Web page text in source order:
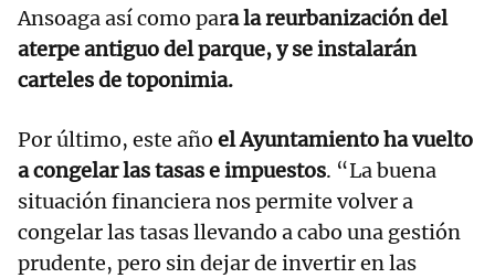
Ansoaga así como para la reurbanización del
aterpe antiguo del parque, y se instalarán
carteles de toponimia.
Por último, este año el Ayuntamiento ha vuelto
a congelar las tasas e impuestos. “La buena
situación financiera nos permite volver a
congelar las tasas llevando a cabo una gestión
prudente, pero sin dejar de invertir en las